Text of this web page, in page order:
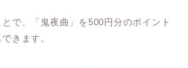
で、「鬼夜曲」を500円分のポイント
きます。